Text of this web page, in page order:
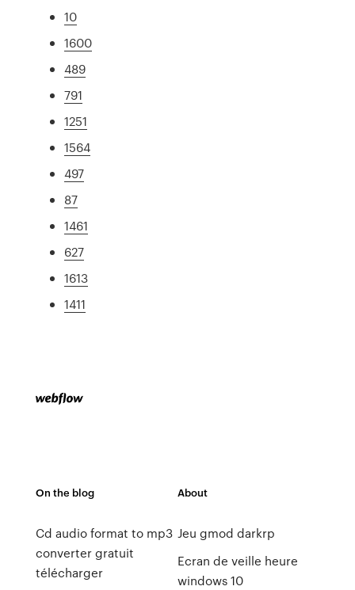
10
1600
489
791
1251
1564
497
87
1461
627
1613
1411
On the blog
Cd audio format to mp3
converter gratuit
télécharger
About
Jeu gmod darkrp
Ecran de veille heure
windows 10